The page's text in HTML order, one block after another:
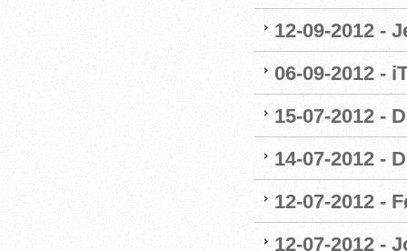
12-09-2012 -
06-09-2012 -
15-07-2012 -
14-07-2012 -
12-07-2012 -
12-07-2012 -